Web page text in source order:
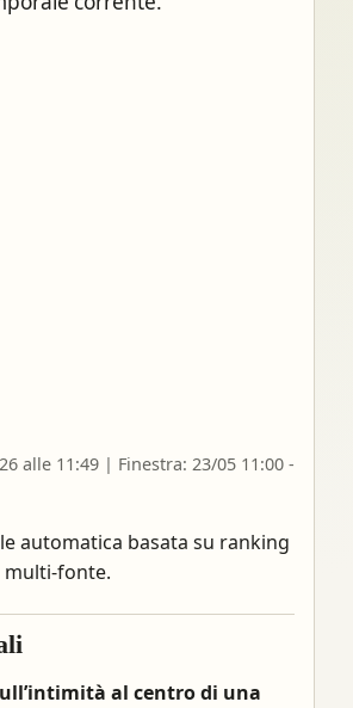
alle 11:49 | Finestra: 23/05 11:00 -
automatica basata su ranking
multi-fonte.
al centro di una